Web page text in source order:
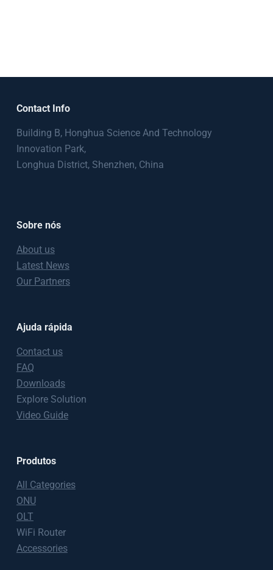
Contact Info
Building B, Honghua Science And Technology
Innovation Park,
Longhua District, Shenzhen, China
Sobre nós
About us
Latest News
Our Partners
Ajuda rápida
Contact us
FAQ
Downloads
Explore Solution
Video Guide
Produtos
All Categories
ONU
OLT
WiFi Router
Accessories